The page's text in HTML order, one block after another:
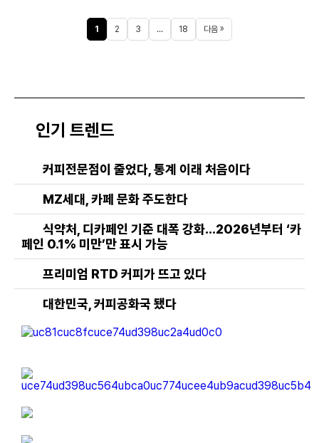
1 2 3 … 18 다음 »
인기 트렌드
커피전문점이 줄었다, 통계 이래 처음이다
MZ세대, 카페 문화 주도한다
식약처, 디카페인 기준 대폭 강화…2026년부터 ‘카
페인 0.1% 미만’만 표시 가능
프리미엄 RTD 커피가 뜨고 있다
대한민국, 커피공화국 됐다